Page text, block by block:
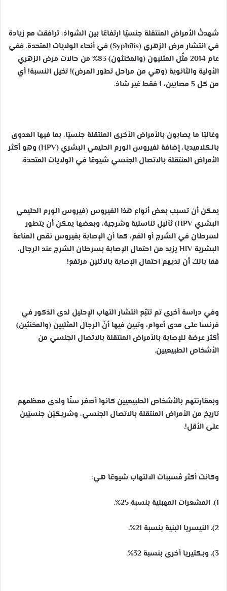
شهدتْ الأمراض المنتقلة جنسيًا ارتفاعًا بين الشواذ، ترافقت مع زيادة
في انتشار مرض الزهري (Syphilis) في أنحاء الولايات المتحدة. ففي
عام 2014 مثّل المثليون (والمخنثون) 83% من حالات مرض الزهري
الأولية والثانوية (وهي من مراحل تطور المرض)! تخيل النسبة! أي
من كل 5 مصابين، 1 فقط غير شاذ.
وغالبًا ما يصابون بالأمراض الأخرى المنتقلة جنسيًا، بما فيها العدوى
بالكلاميديا، إضافة لفيروس الورم الحليمي البشري (HPV) وهو أكثر
الأمراض المنتقلة بالاتصال الجنسي شيوعًا في الولايات المتحدة.
يمكن أن تسبب بعض أنواع هذا الفيروس (فيروس الورم الحليمي
البشري HPV) ثآليل تناسلية وشرجية، وبعضها يمكن أن يتطور
لسرطان في الشرج أو الفم، كما أن الإصابة بفيروس نقص المناعة
البشرية HIV يزيد من احتمال الإصابة بسرطان الشرج عند الرجال.
فما بالك أن لديهم احتمال الإصابة بالاثنين مرتفع!
وفي دراسة أخرى تم تتبّع انتشار التهاب الإحليل لدى الذكور في
فرنسا على مدى أعوام، وتبين فيها أنّ الرجال المثليين (والمخنثين)
أكثر عرضة للإصابة بالأمراض المنتقلة بالاتصال الجنسي من
الأشخاص الطبيعيين.
وبمقارنتهم بالأشخاص الطبيعيين كانوا أصغر سنًا ولدى معظمهم
تاريخ من الأمراض المنتقلة بالاتصال الجنسي، وشريكيَن جنسيَين
على الأقل!.
وكانت أكثر مُسببات الالتهاب شيوعًا هي:
1). المشعرات المهبلية بنسبة 25%.
2). النيسريا البنية بنسبة 21%.
3). وبكتيريا أخرى بنسبة 32%.